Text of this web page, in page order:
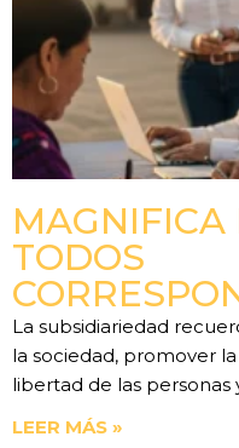
TODOS
La subsidiariedad
la sociedad, promover
libertad de las personas
LEER MÁS »